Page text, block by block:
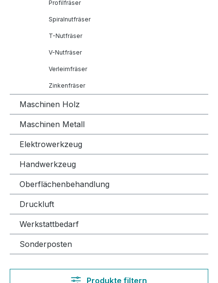
Profilfräser
Spiralnutfräser
T-Nutfräser
V-Nutfräser
Verleimfräser
Zinkenfräser
Maschinen Holz
Maschinen Metall
Elektrowerkzeug
Handwerkzeug
Oberflächenbehandlung
Druckluft
Werkstattbedarf
Sonderposten
Produkte filtern